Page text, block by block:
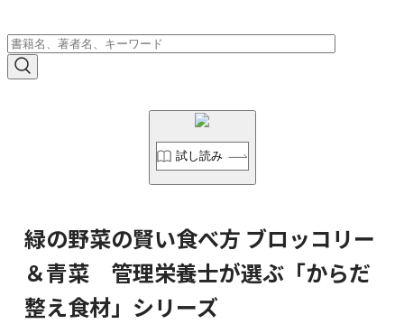
試し読み
緑の野菜の賢い食べ方 ブロッコリー
＆青菜 管理栄養士が選ぶ「からだ
整え食材」シリーズ